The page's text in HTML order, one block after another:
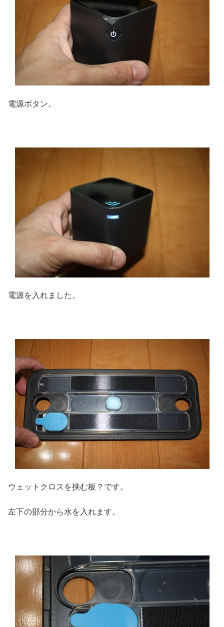
電源ボタン。
電源を入れました。
ウェットクロスを挟む板？です。
左下の部分から水を入れます。